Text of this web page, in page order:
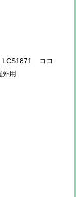
ココ
用